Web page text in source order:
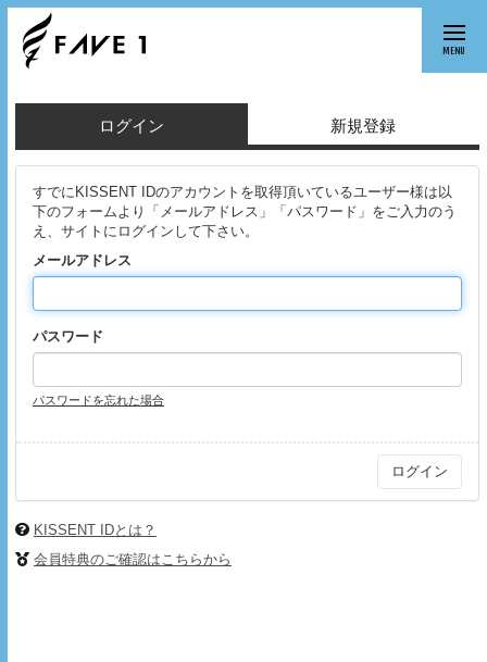
MENU
ログイン 新規登録
すでにKISSENT IDのアカウントを取得頂いているユーザー様は以
下のフォームより「メールアドレス」「パスワード」をご入力のう
え、サイトにログインして下さい。
メールアドレス
パスワード
パスワードを忘れた場合
KISSENT IDとは？
会員特典のご確認はこちらから